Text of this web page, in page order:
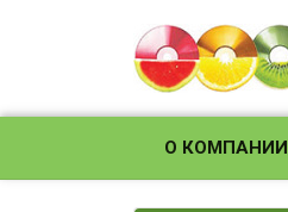
О КОМПАНИИ